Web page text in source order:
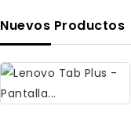
Nuevos Productos